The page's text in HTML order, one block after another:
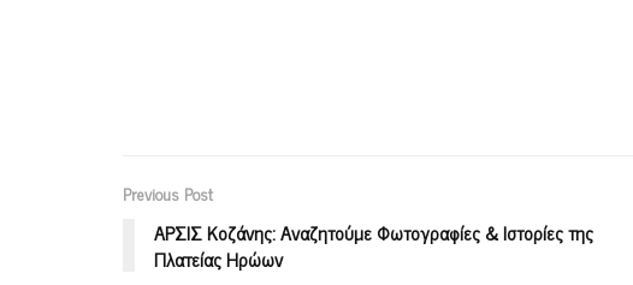
Previous Post
ΑΡΣΙΣ Κοζάνης: Αναζητούμε Φωτογραφίες & Ιστορίες της
Πλατείας Ηρώων